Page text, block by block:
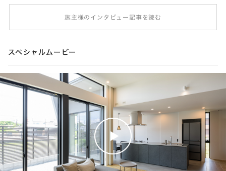
施主様のインタビュー記事を読む
スペシャルムービー